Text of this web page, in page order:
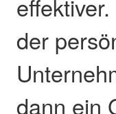
der
dann ein